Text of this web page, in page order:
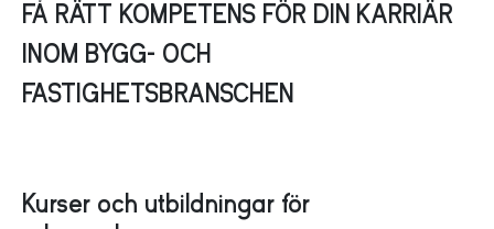
FÅ RÄTT KOMPETENS FÖR DIN KARRIÄR
INOM BYGG- OCH
FASTIGHETSBRANSCHEN
Kurser och utbildningar för